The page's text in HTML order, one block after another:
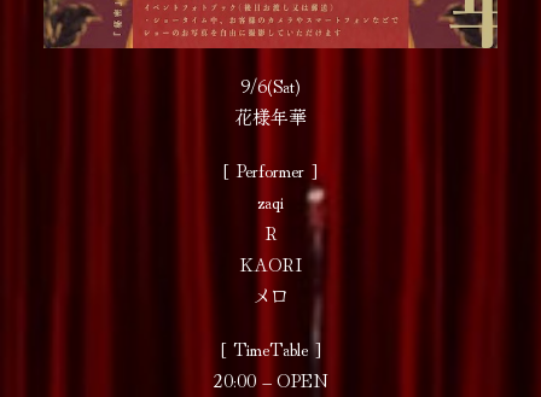
9/6(Sat)
花様年華
[ Performer ]
zaqi
R
KAORI
メロ
[ TimeTable ]
20:00 – OPEN